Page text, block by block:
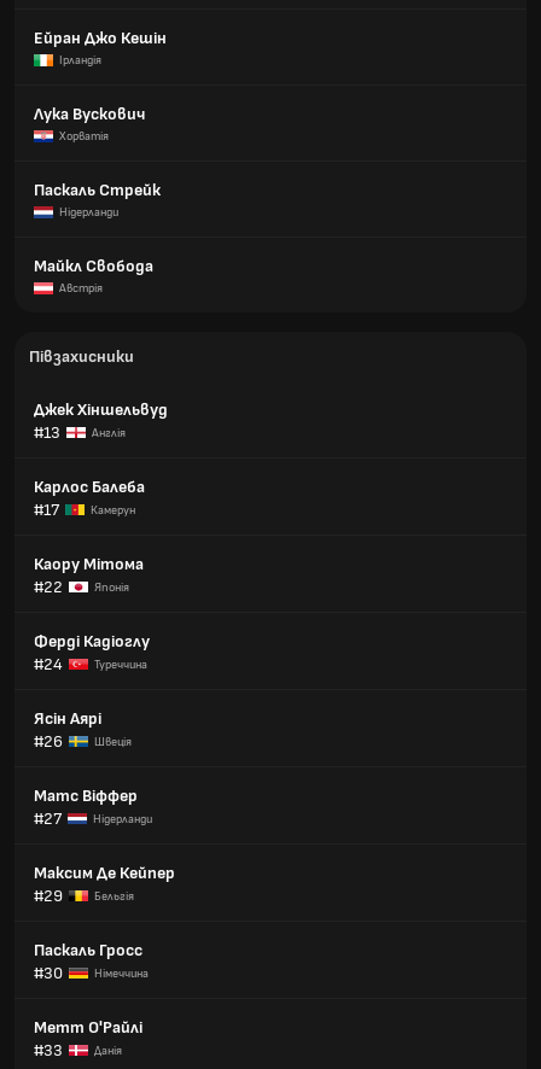
Ейран Джо Кешін
Ірландія
Лука Вускович
Хорватія
Паскаль Стрейк
Нідерланди
Майкл Свобода
Австрія
Півзахисники
Джек Хіншельвуд
#13
Англія
Карлос Балеба
#17
Камерун
Каору Мітома
#22
Японія
Ферді Кадіоглу
#24
Туреччина
Ясін Аярі
#26
Швеція
Матс Віффер
#27
Нідерланди
Максим Де Кейпер
#29
Бельгія
Паскаль Гросс
#30
Німеччина
Метт О'Райлі
#33
Данія